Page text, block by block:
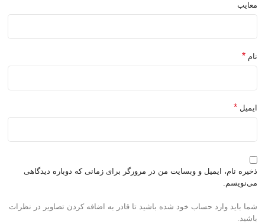
معایب
نام *
ایمیل *
ذخیره نام، ایمیل و وبسایت من در مرورگر برای زمانی که دوباره دیدگاهی
می‌نویسم.
شما باید وارد حساب خود شده باشید تا قادر به اضافه کردن تصاویر در نظرات
باشید.